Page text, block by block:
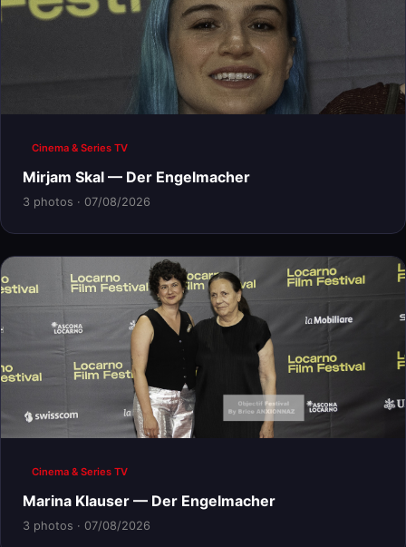
Cinema & Series TV
Mirjam Skal — Der Engelmacher
3 photos · 07/08/2026
Cinema & Series TV
Marina Klauser — Der Engelmacher
3 photos · 07/08/2026